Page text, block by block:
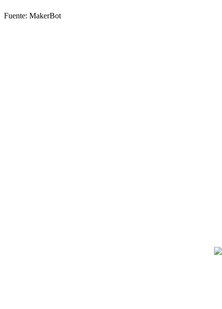
Fuente: MakerBot